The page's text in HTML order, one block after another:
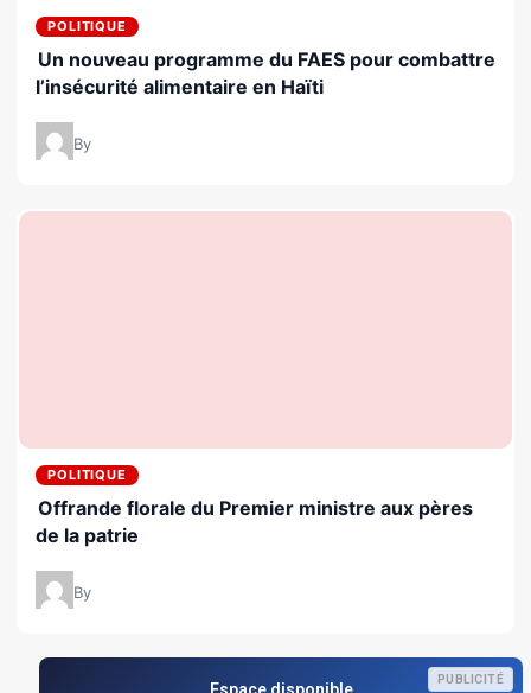
POLITIQUE
Un nouveau programme du FAES pour combattre
l’insécurité alimentaire en Haïti
By
POLITIQUE
Offrande florale du Premier ministre aux pères
de la patrie
By
PUBLICITÉ